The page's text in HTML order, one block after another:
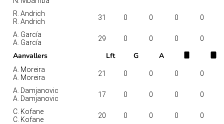
R. Andrich
R. Andrich
31 0 0 0 0
A. García
A. García
29 0 0 0 0
Aanvallers Lft G A
A. Moreira
A. Moreira
21 0 0 0 0
A. Damjanovic
A. Damjanovic
17 0 0 0 0
C. Kofane
C. Kofane
20 0 0 0 0